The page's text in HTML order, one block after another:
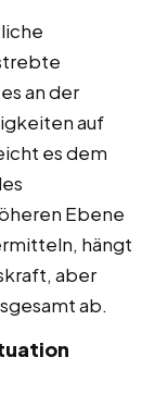
an der
auf
es dem
Ebene
hängt
aber
ab.